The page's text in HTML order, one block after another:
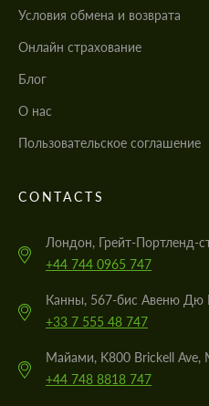
Условия обмена и возврата
Онлайн страхование
Блог
О нас
Пользовательское соглашение
CONTACTS
Лондон, Грейт-Портленд-
+44 744 0965 747
Канны, 567-бис Авеню Дю
+33 7 555 48 747
Майами, K800 Brickell Ave,
+44 748 8818 747